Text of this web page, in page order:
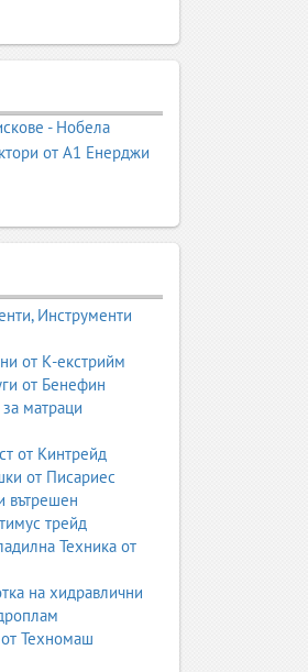
свързани
устойчивост
пластмаси,
каучук,
- Нобела
от А1 Енерджи
Инструменти
от К-екстрийм
от Бенефин
матраци
от Кинтрейд
от Писариес
вътрешен
трейд
Техника от
на хидравлични
Техномаш